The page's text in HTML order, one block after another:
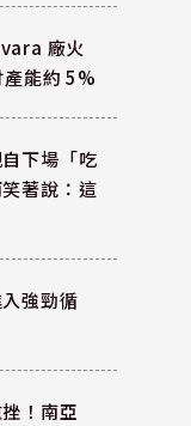
廠火
能約 5%
下場「吃
著說：這
強勁循
！南亞